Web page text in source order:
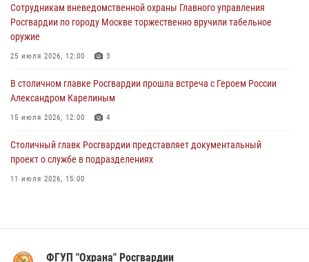
находящегося в федеральном розыске (видео)
03 августа 2026, 12:00
Московские росгвардейцы пришли на помощь семье, у которой
Сотрудникам вневедомственной охраны Главного управления
Росгвардии по городу Москве торжественно вручили табельное
оружие
25 июля 2026, 12:00 3
В столичном главке Росгвардии прошла встреча с Героем России
Александром Карелиным
15 июля 2026, 12:00 4
Столичный главк Росгвардии представляет документальный
проект о службе в подразделениях
11 июля 2026, 15:00
ФГУП "Охрана" Росгвардии